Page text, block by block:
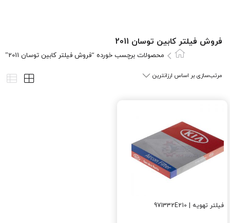
فروش فیلتر کابین توسان 2011
محصولات برچسب خورده “فروش فیلتر کابین توسان 2011”
فیلتر تهویه | 971332E210